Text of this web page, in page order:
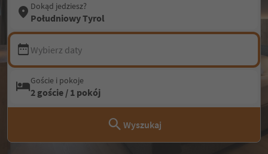
Dokąd jedziesz?
Południowy Tyrol
Wybierz daty
Goście i pokoje
2 goście / 1 pokój
Wyszukaj